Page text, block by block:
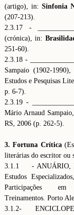
(artigo), in: Sinfonia
(207-213).
2.3.17 -
(crónica), in:
251-60).
2.3.18 -
Sampaio (1902-
Estudos e Pesquisas
p. 6-7).
2.3.19 -
Mário Arnaud
RS, 2006 (p. 262-5).
3. Fortuna Crítica
literárias do escritor ou
3.1.1 - ANUÁRIO,
Estudos
Participações em
Treinamentos. Porto
3.1.2-